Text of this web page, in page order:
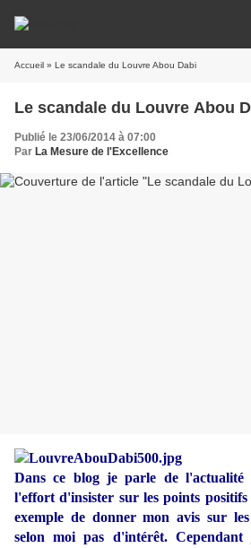
Accueil » Le scandale du Louvre Abou Dabi
Le scandale du Louvre Abou
Publié le 23/06/2014 à 07:00
Par La Mesure de l'Excellence
Dans ce blog je parle de
l'effort d'insister sur les points
exemple de donner mon avis sur
selon moi pas d'intérêt.